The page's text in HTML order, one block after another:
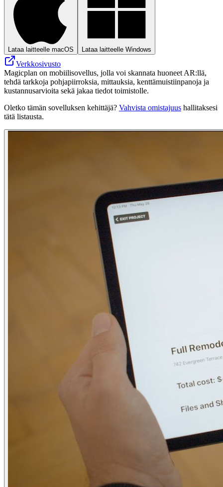
Lataa laitteelle macOS Lataa laitteelle Windows
Verkkosivusto
Magicplan on mobiilisovellus, jolla voi skannata huoneet AR:llä,
tehdä tarkkoja pohjapiirroksia, mittauksia, kenttämuistiinpanoja ja
kustannusarvioita sekä jakaa tiedot toimistolle.
Oletko tämän sovelluksen kehittäjä? Vahvista omistajuus hallitaksesi
tätä listausta.